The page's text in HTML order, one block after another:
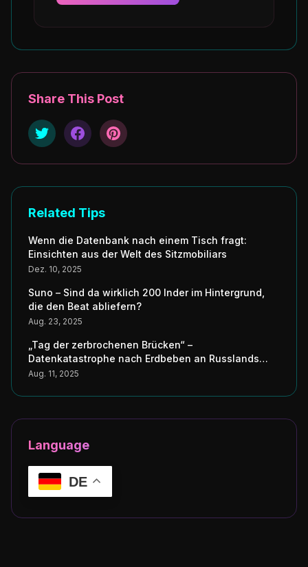
Share This Post
Related Tips
Wenn die Datenbank nach einem Tisch fragt:
Einsichten aus der Welt des Sitzmobiliars
Dez. 10, 2025
Suno – Sind da wirklich 200 Inder im Hintergrund,
die den Beat abliefern?
Aug. 23, 2025
„Tag der zerbrochenen Brücken“ –
Datenkatastrophe nach Erdbeben an Russlands
Küste erschüttert Japans digitale Seele
Aug. 11, 2025
Language
DE